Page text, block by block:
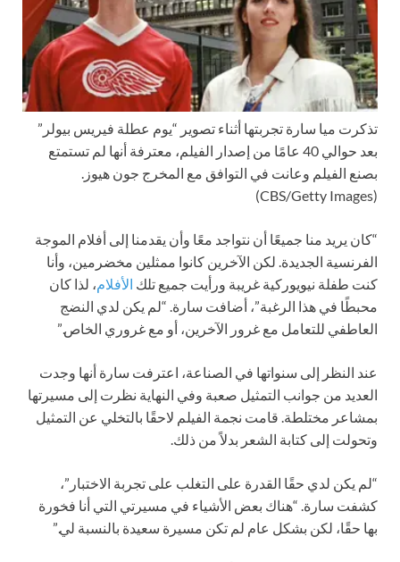
تذكرت ميا سارة تجربتها أثناء تصوير “يوم عطلة فيريس بيولر”
بعد حوالي 40 عامًا من إصدار الفيلم، معترفة أنها لم تستمتع
بصنع الفيلم وعانت في التوافق مع المخرج جون هيوز.
(CBS/Getty Images)
“كان يريد منا جميعًا أن نتواجد معًا وأن يقدمنا إلى أفلام الموجة
الفرنسية الجديدة. لكن الآخرين كانوا ممثلين مخضرمين، وأنا
كنت طفلة نيويوركية غريبة ورأيت جميع تلك الأفلام، لذا كان
محبطًا في هذا الرغبة”، أضافت سارة. “لم يكن لدي النضج
العاطفي للتعامل مع غرور الآخرين، أو مع غروري الخاص.”
عند النظر إلى سنواتها في الصناعة، اعترفت سارة أنها وجدت
العديد من جوانب التمثيل صعبة وفي النهاية نظرت إلى مسيرتها
بمشاعر مختلطة. قامت نجمة الفيلم لاحقًا بالتخلي عن التمثيل
وتحولت إلى كتابة الشعر بدلاً من ذلك.
“لم يكن لدي حقًا القدرة على التغلب على تجربة الاختبار”،
كشفت سارة. “هناك بعض الأشياء في مسيرتي التي أنا فخورة
بها حقًا، لكن بشكل عام لم تكن مسيرة سعيدة بالنسبة لي.”